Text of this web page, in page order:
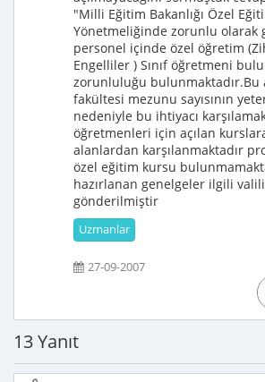
"Milli Eğitim Bakanlığı Özel
Yönetmeliğinde zorunlu olarak
personel içinde özel öğretim
Engelliler ) Sınıf öğretmeni
zorunluluğu bulunmaktadır.Bu
fakültesi mezunu sayısının
nedeniyle bu ihtiyacı
öğretmenleri için açılan
alanlardan karşılanmaktadır
özel eğitim kursu
hazırlanan genelgeler ilgili
gönderilmiştir
Uzmanlar
27-09-2007
13 Yanıt